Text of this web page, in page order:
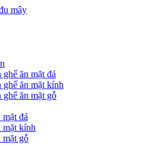
mây
ghế ăn mặt đá
ghế ăn mặt kính
ghế ăn mặt gỗ
mặt đá
mặt kính
mặt gỗ